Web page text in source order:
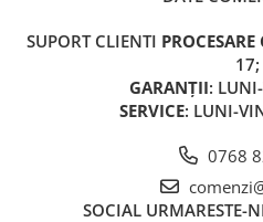
Piese grupate pe Producator
SUPORT CLIENTI
17;
GARANȚII:
SERVICE: LUNI-
0768
SOCIAL URMARESTE-